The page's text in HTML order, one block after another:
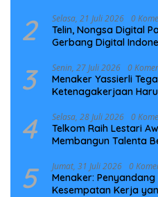
2 Selasa, 21 Juli 2026 0
Telin, Nongsa Digital
Gerbang Digital
3 Senin, 27 Juli 2026 0
Menaker Yassierli
Ketenagakerjaan
4 Selasa, 28 Juli 2026 0
Telkom Raih Lestari
Membangun Talenta
5 Jumat, 31 Juli 2026 0
Menaker:
Kesempatan Kerja